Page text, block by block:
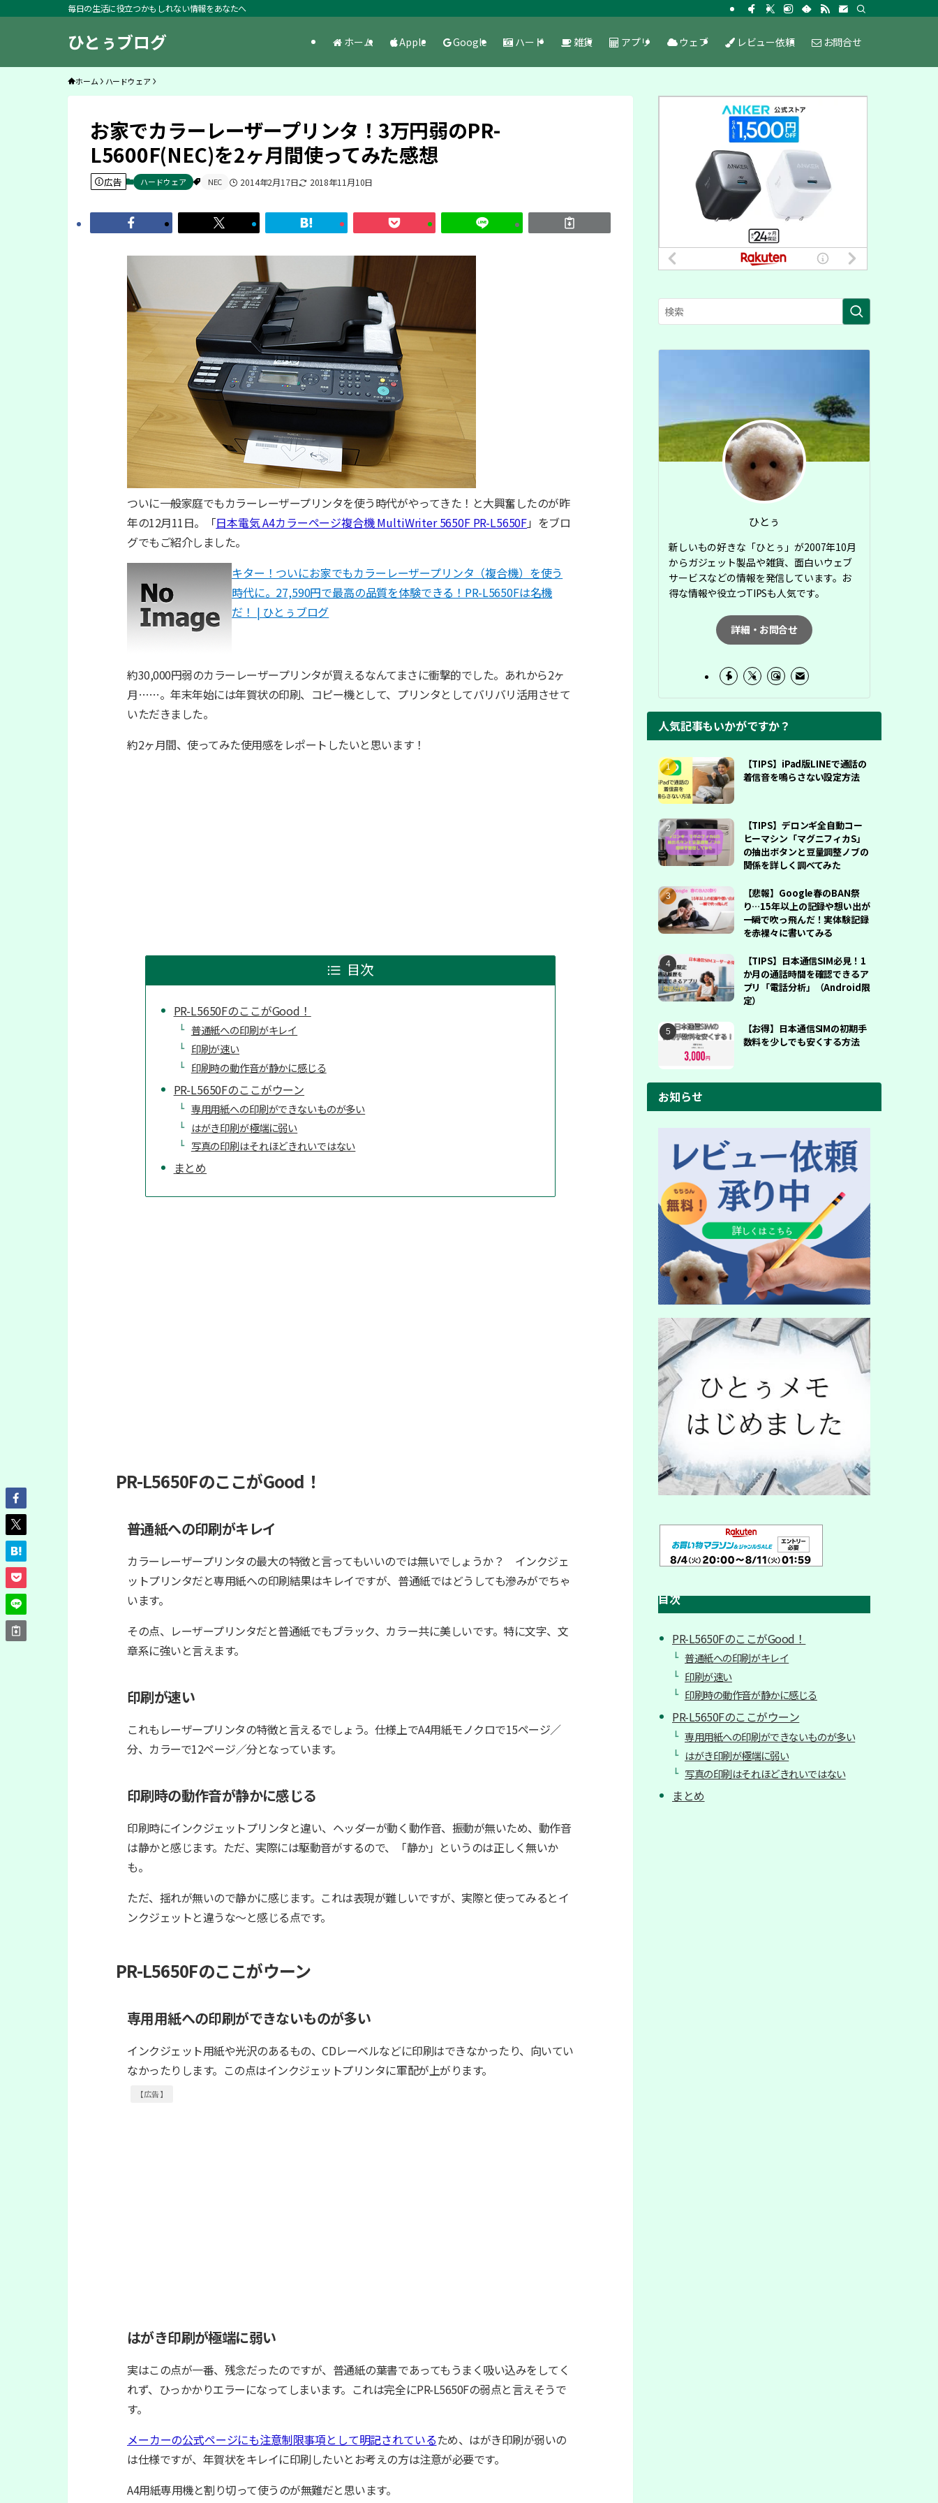
毎日の生活に役立つかもしれない情報をあなたへ
ひとぅブログ ホーム Apple Google ハード 雑貨 アプリ ウェブ レビュー依頼 お問合せ
ホーム ハードウェア
お家でカラーレーザープリンタ！3万円弱のPR-
L5600F(NEC)を2ヶ月間使ってみた感想
広告 ハードウェア NEC 2014年2月17日 2018年11月10日
ついに一般家庭でもカラーレーザープリンタを使う時代がやってきた！と大興奮したのが昨
年の12月11日。「日本電気 A4カラーページ複合機 MultiWriter 5650F PR-L5650F」をブロ
グでもご紹介しました。
キター！ついにお家でもカラーレーザープリンタ（複合機）を使う
時代に。27,590円で最高の品質を体験できる！PR-L5650Fは名機
だ！ | ひとぅブログ
約30,000円弱のカラーレーザープリンタが買えるなんてまさに衝撃的でした。あれから2ヶ
月……。年末年始には年賀状の印刷、コピー機として、プリンタとしてバリバリ活用させて
いただきました。
約2ヶ月間、使ってみた使用感をレポートしたいと思います！
目次
PR-L5650FのここがGood！
普通紙への印刷がキレイ
印刷が速い
印刷時の動作音が静かに感じる
PR-L5650Fのここがウーン
専用用紙への印刷ができないものが多い
はがき印刷が極端に弱い
写真の印刷はそれほどきれいではない
まとめ
PR-L5650FのここがGood！
普通紙への印刷がキレイ
カラーレーザープリンタの最大の特徴と言ってもいいのでは無いでしょうか？ インクジェ
ットプリンタだと専用紙への印刷結果はキレイですが、普通紙ではどうしても滲みがでちゃ
います。
その点、レーザープリンタだと普通紙でもブラック、カラー共に美しいです。特に文字、文
章系に強いと言えます。
印刷が速い
これもレーザープリンタの特徴と言えるでしょう。仕様上でA4用紙モノクロで15ページ／
分、カラーで12ページ／分となっています。
印刷時の動作音が静かに感じる
印刷時にインクジェットプリンタと違い、ヘッダーが動く動作音、振動が無いため、動作音
は静かと感じます。ただ、実際には駆動音がするので、「静か」というのは正しく無いか
も。
ただ、揺れが無いので静かに感じます。これは表現が難しいですが、実際と使ってみるとイ
ンクジェットと違うな〜と感じる点です。
PR-L5650Fのここがウーン
専用用紙への印刷ができないものが多い
インクジェット用紙や光沢のあるもの、CDレーベルなどに印刷はできなかったり、向いてい
なかったりします。この点はインクジェットプリンタに軍配が上がります。
【広告】
はがき印刷が極端に弱い
実はこの点が一番、残念だったのですが、普通紙の葉書であってもうまく吸い込みをしてく
れず、ひっかかりエラーになってしまいます。これは完全にPR-L5650Fの弱点と言えそうで
す。
メーカーの公式ページにも注意制限事項として明記されているため、はがき印刷が弱いの
は仕様ですが、年賀状をキレイに印刷したいとお考えの方は注意が必要です。
A4用紙専用機と割り切って使うのが無難だと思います。
ひとぅ
新しいもの好きな「ひとぅ」が2007年10月
からガジェット製品や雑貨、面白いウェブ
サービスなどの情報を発信しています。お
得な情報や役立つTIPSも人気です。
詳細・お問合せ
人気記事もいかがですか？
【TIPS】iPad版LINEで通話の
着信音を鳴らさない設定方法
【TIPS】デロンギ全自動コー
ヒーマシン「マグニフィカS」
の抽出ボタンと豆量調整ノブの
関係を詳しく調べてみた
【悲報】Google春のBAN祭
り…15年以上の記録や想い出が
一瞬で吹っ飛んだ！実体験記録
を赤裸々に書いてみる
【TIPS】日本通信SIM必見！1
か月の通話時間を確認できるア
プリ「電話分析」（Android限
定）
【お得】日本通信SIMの初期手
数料を少しでも安くする方法
お知らせ
目次
PR-L5650FのここがGood！
普通紙への印刷がキレイ
印刷が速い
印刷時の動作音が静かに感じる
PR-L5650Fのここがウーン
専用用紙への印刷ができないものが多い
はがき印刷が極端に弱い
写真の印刷はそれほどきれいではない
まとめ